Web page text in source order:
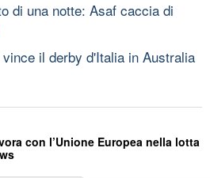
di una notte: Asaf caccia di
il derby d'Italia in Australia
con l’Unione Europea nella lotta